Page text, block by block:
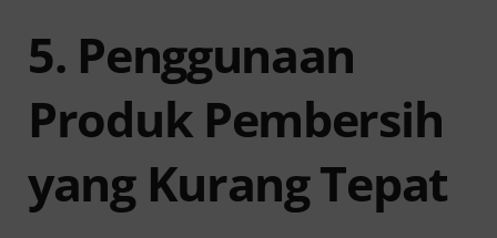
5. Penggunaan
Produk Pembersih
yang Kurang Tepat